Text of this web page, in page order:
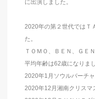
に出演しました。
2020年の第２世代ではＴ
た。
ＴＯＭＯ、ＢＥＮ、ＧＥ
平均年齢は62歳になりまし
2020年1月ソウルバーチ
2020年12月湘南クリスマ